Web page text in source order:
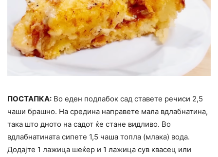
ПОСТАПКА: Во еден подлабок сад ставете речиси 2,5
чаши брашно. На средина направете мала вдлабнатина,
така што дното на садот ќе стане видливо. Во
вдлабнатината сипете 1,5 чаша топла (млака) вода.
Додајте 1 лажица шеќер и 1 лажица сув квасец или